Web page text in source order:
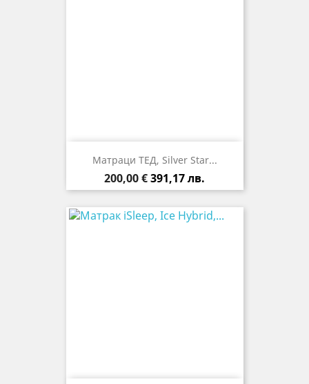
Матраци ТЕД, Silver Star...
Цена
200,00 €391,17 лв.